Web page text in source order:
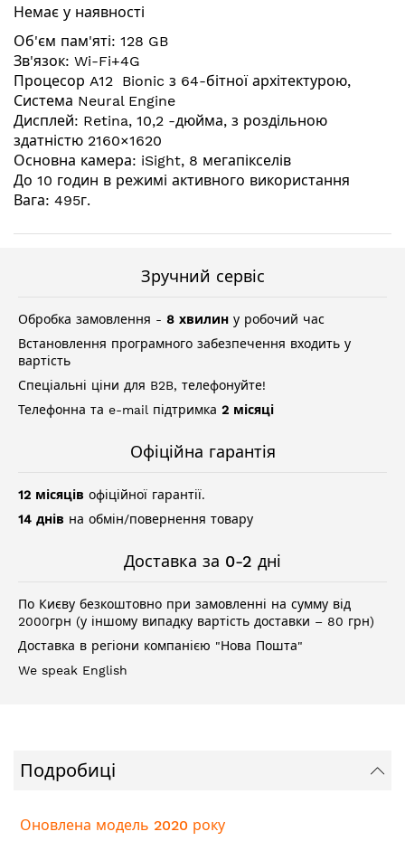
галереї
зображень
Немає у наявності
Об'єм пам'яті: 128 GB
Зв'язок: Wi-Fi+4G
Процесор A12 Bionic з 64-бітної архітектурою,
Система Neural Engine
Дисплей: Retina, 10,2 -дюйма, з роздільною
здатністю 2160×1620
Основна камера: iSight, 8 мегапікселів
До 10 годин в режимі активного використання
Вага: 495г.
Зручний сервіс
Обробка замовлення - 8 хвилин у робочий час
Встановлення програмного забезпечення входить у
вартість
Спеціальні ціни для B2B, телефонуйте!
Телефонна та e-mail підтримка 2 місяці
Офіційна гарантія
12 місяців офіційної гарантії.
14 днів на обмін/повернення товару
Доставка за 0-2 дні
По Києву безкоштовно при замовленні на сумму від
2000грн (у іншому випадку вартість доставки – 80 грн)
Доставка в регіони компанією "Нова Пошта"
We speak English
Подробиці
Оновлена модель 2020 року